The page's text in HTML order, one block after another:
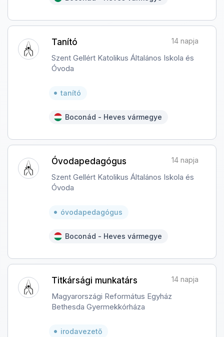
Tanító 14 napja
Szent Gellért Katolikus Általános Iskola és
Óvoda
tanító
Boconád - Heves vármegye
Óvodapedagógus 14 napja
Szent Gellért Katolikus Általános Iskola és
Óvoda
óvodapedagógus
Boconád - Heves vármegye
Titkársági munkatárs 14 napja
Magyarországi Református Egyház
Bethesda Gyermekkórháza
irodavezető